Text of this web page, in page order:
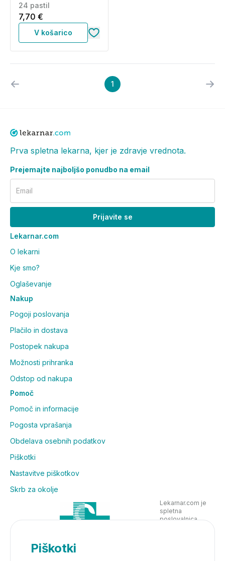
24 pastil
7,70 €
V košarico
1
Prva spletna lekarna, kjer je zdravje vrednota.
Prejemajte najboljšo ponudbo na email
Email
Prijavite se
Lekarnar.com
O lekarni
Kje smo?
Oglaševanje
Nakup
Pogoji poslovanja
Plačilo in dostava
Postopek nakupa
Možnosti prihranka
Odstop od nakupa
Pomoč
Pomoč in informacije
Pogosta vprašanja
Obdelava osebnih podatkov
Piškotki
Nastavitve piškotkov
Skrb za okolje
Lekarnar.com je
spletna
poslovalnica
Piškotki